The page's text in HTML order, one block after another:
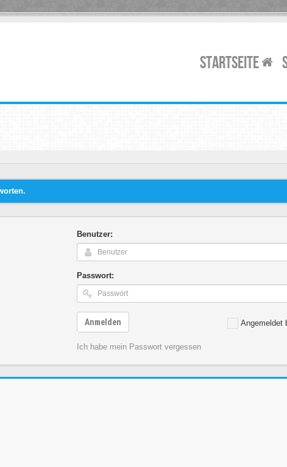
STARTSEITE
Benutzer:
Passwort:
Angemeldet
Anmelden
Ich habe mein Passwort vergessen